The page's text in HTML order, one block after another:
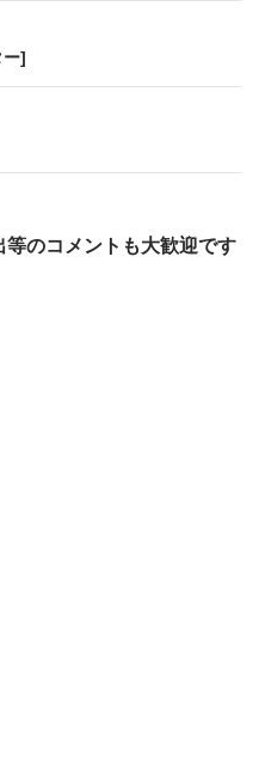
ー]
のコメントも大歓迎です